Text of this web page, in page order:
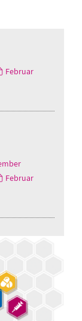
Februar
Februar